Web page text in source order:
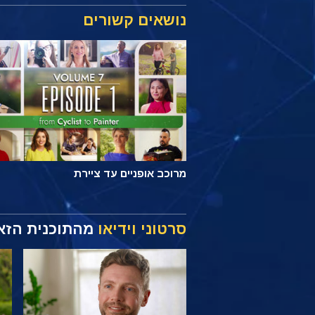
נושאים קשורים
מרוכב אופניים עד ציירת
סרטוני וידיאו מהתוכנית